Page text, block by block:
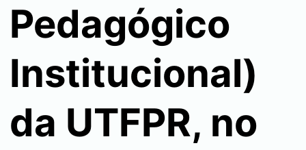
Pedagógico
Institucional)
da UTFPR, no